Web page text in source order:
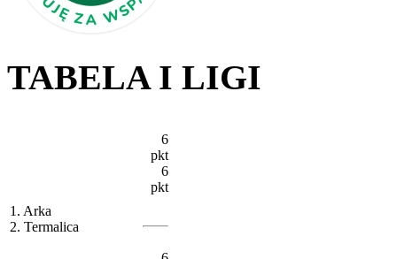
TABELA I LIGI
1. Arka
2. Termalica
6
pkt
6
pkt